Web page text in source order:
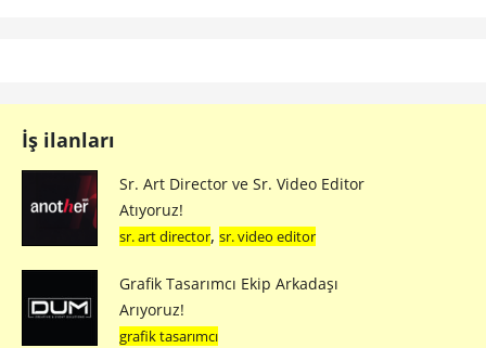
İş ilanları
Sr. Art Director ve Sr. Video Editor
Atıyoruz!
sr. art director, sr. video editor
Grafik Tasarımcı Ekip Arkadaşı
Arıyoruz!
grafik tasarımcı